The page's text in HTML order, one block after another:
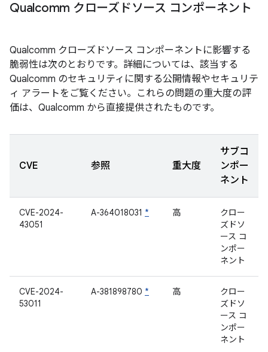
Qualcomm クローズドソース コンポーネント
Qualcomm クローズドソース コンポーネントに影響する
脆弱性は次のとおりです。詳細については、該当する
Qualcomm のセキュリティに関する公開情報やセキュリテ
ィ アラートをご覧ください。これらの問題の重大度の評
価は、Qualcomm から直接提供されたものです。
CVE 参照 重大度
サブコ
ンポー
ネント
CVE-2024-
43051
A-364018031 * 高
クロー
ズドソ
ース コ
ンポー
ネント
CVE-2024-
53011
A-381898780 * 高
クロー
ズドソ
ース コ
ンポー
ネント